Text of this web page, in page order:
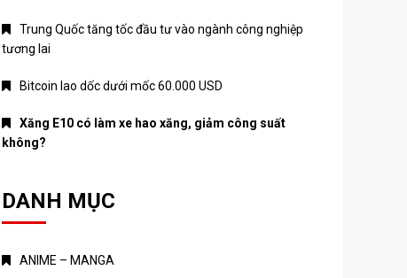
Trung Quốc tăng tốc đầu tư vào ngành công nghiệp
tương lai
Bitcoin lao dốc dưới mốc 60.000 USD
Xăng E10 có làm xe hao xăng, giảm công suất
không?
DANH MỤC
ANIME – MANGA